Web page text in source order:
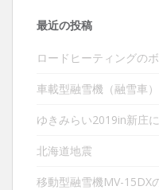
最近の投稿
ロードヒーティングの
車載型融雪機（融雪車）
ゆきみらい2019in新庄
北海道地震
移動型融雪機MV-15DX